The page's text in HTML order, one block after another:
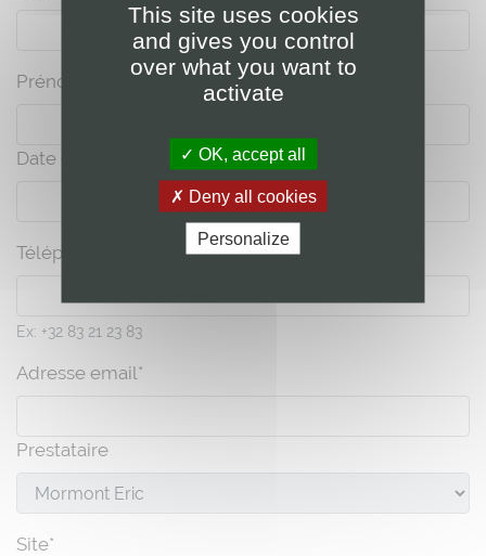
Prénom*
Date de naissance*
Téléphone *
Ex: +32 83 21 23 83
Adresse email*
Prestataire
Site*
This site uses cookies
and gives you control
over what you want to
activate
OK, accept all
Deny all cookies
Personalize